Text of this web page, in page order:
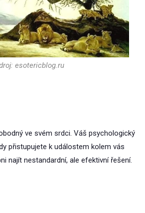
esotericblog.ru
ve svém srdci. Váš psychologický
přistupujete k událostem kolem vás
najít nestandardní, ale efektivní řešení.